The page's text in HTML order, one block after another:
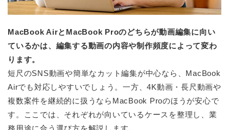
MacBook AirとMacBook Proのどちらが動画編集に向い
ているかは、編集する動画の内容や制作頻度によって変わ
ります。
短尺のSNS動画や簡単なカット編集が中心なら、MacBook
Airでも対応しやすいでしょう。一方、4K動画・長尺動画や
複数案件を継続的に扱うならMacBook Proのほうが安心で
す。ここでは、それぞれが向いているケースを整理し、業